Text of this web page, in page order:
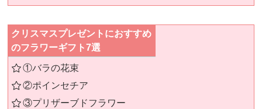
クリスマスプレゼントにおすすめ
のフラワーギフト7選
①バラの花束
②ポインセチア
③プリザーブドフラワー